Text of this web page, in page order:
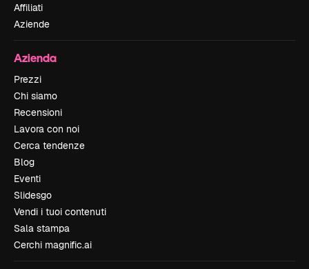
Affiliati
Aziende
Azienda
Prezzi
Chi siamo
Recensioni
Lavora con noi
Cerca tendenze
Blog
Eventi
Slidesgo
Vendi i tuoi contenuti
Sala stampa
Cerchi magnific.ai